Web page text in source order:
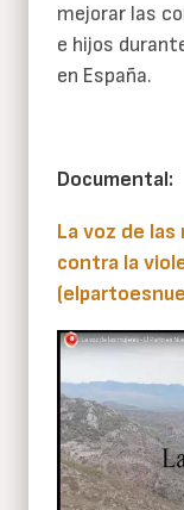
mejorar las
e hijos
en España.
Documental:
La voz de
contra la